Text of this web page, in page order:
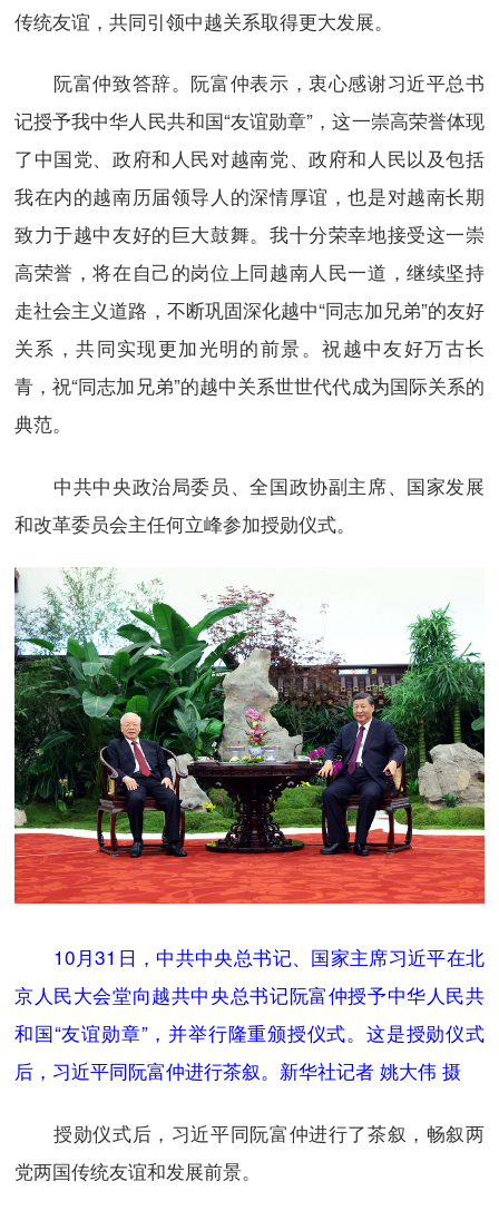
传统友谊，共同引领中越关系取得更大发展。
阮富仲致答辞。阮富仲表示，衷心感谢习近平总书
记授予我中华人民共和国“友谊勋章”，这一崇高荣誉体现
了中国党、政府和人民对越南党、政府和人民以及包括
我在内的越南历届领导人的深情厚谊，也是对越南长期
致力于越中友好的巨大鼓舞。我十分荣幸地接受这一崇
高荣誉，将在自己的岗位上同越南人民一道，继续坚持
走社会主义道路，不断巩固深化越中“同志加兄弟”的友好
关系，共同实现更加光明的前景。祝越中友好万古长
青，祝“同志加兄弟”的越中关系世世代代成为国际关系的
典范。
中共中央政治局委员、全国政协副主席、国家发展
和改革委员会主任何立峰参加授勋仪式。
10月31日，中共中央总书记、国家主席习近平在北
京人民大会堂向越共中央总书记阮富仲授予中华人民共
和国“友谊勋章”，并举行隆重颁授仪式。这是授勋仪式
后，习近平同阮富仲进行茶叙。新华社记者 姚大伟 摄
授勋仪式后，习近平同阮富仲进行了茶叙，畅叙两
党两国传统友谊和发展前景。